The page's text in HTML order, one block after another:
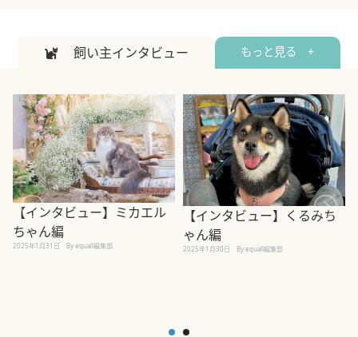
飼い主インタビュー もっと見る +
【インタビュー】ミカエル
ちゃん編
2025年1月31日 By equall編集部
【インタビュー】くるみち
ゃん編
2025年1月30日 By equall編集部